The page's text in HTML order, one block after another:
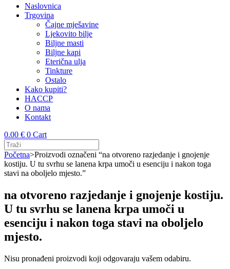
Naslovnica
Trgovina
Čajne mješavine
Ljekovito bilje
Biljne masti
Biljne kapi
Eterična ulja
Tinkture
Ostalo
Kako kupiti?
HACCP
O nama
Kontakt
0.00 € 0 Cart
Početna>Proizvodi označeni “na otvoreno razjedanje i gnojenje
kostiju. U tu svrhu se lanena krpa umoči u esenciju i nakon toga
stavi na oboljelo mjesto.”
na otvoreno razjedanje i gnojenje kostiju.
U tu svrhu se lanena krpa umoči u
esenciju i nakon toga stavi na oboljelo
mjesto.
Nisu pronađeni proizvodi koji odgovaraju vašem odabiru.